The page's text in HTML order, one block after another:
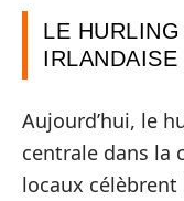
LE
Aujourd’hui, le
centrale dans la
locaux